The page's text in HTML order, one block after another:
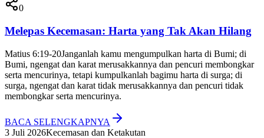
0
Melepas Kecemasan: Harta yang Tak Akan Hilang
Matius 6:19-20Janganlah kamu mengumpulkan harta di Bumi; di
Bumi, ngengat dan karat merusakkannya dan pencuri membongkar
serta mencurinya, tetapi kumpulkanlah bagimu harta di surga; di
surga, ngengat dan karat tidak merusakkannya dan pencuri tidak
membongkar serta mencurinya.
BACA SELENGKAPNYA
3 Juli 2026Kecemasan dan Ketakutan